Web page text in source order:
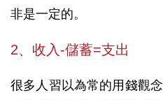
非是一定的。
2、收入-儲蓄=支出
很多人習以為常的用錢觀